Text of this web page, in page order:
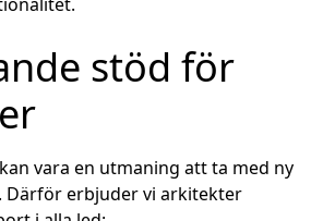
stöd för
vara en utmaning att ta med ny
erbjuder vi arkitekter